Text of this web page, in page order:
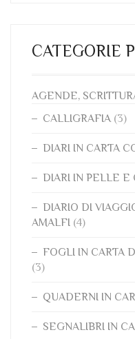
CATEGORIE
AGENDE,
CALLIGRAFIA (3)
DIARI IN CARTA
DIARI IN PELLE E
DIARIO DI
AMALFI (4)
FOGLI IN CARTA
(3)
QUADERNI IN
SEGNALIBRI IN